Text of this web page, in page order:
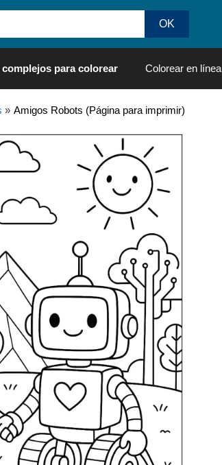
para colorear Colorear en línea
» Amigos Robots (Página para imprimir)